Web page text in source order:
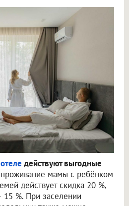
действуют выгодные
мамы с ребёнком
действует скидка 20 %,
%. При заселении